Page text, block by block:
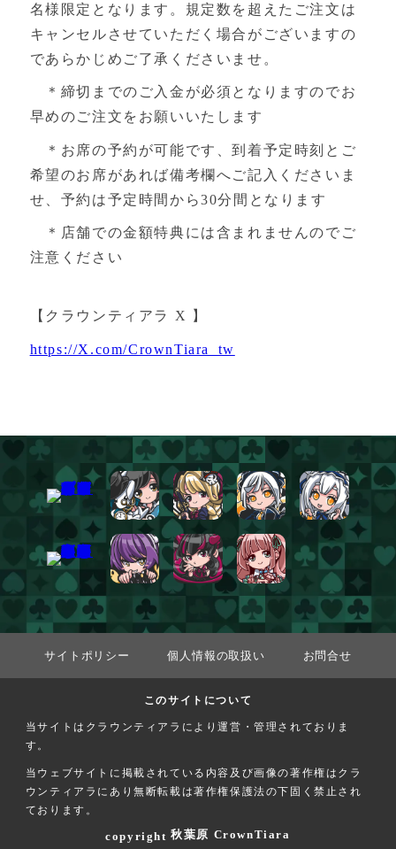
名様限定となります。規定数を超えたご注文は
キャンセルさせていただく場合がございますの
であらかじめご了承くださいませ。
＊締切までのご入金が必須となりますのでお
早めのご注文をお願いいたします
＊お席の予約が可能です、到着予定時刻とご
希望のお席があれば備考欄へご記入くださいま
せ、予約は予定時間から30分間となります
＊店舗での金額特典には含まれませんのでご
注意ください
【クラウンティアラ X 】
https://X.com/CrownTiara_tw
サイトポリシー 個人情報の取扱い お問合せ
このサイトについて
当サイトはクラウンティアラにより運営・管理されておりま
す。
当ウェブサイトに掲載されている内容及び画像の著作権はクラ
ウンティアラにあり無断転載は著作権保護法の下固く禁止され
ております。
copyright 秋葉原 CrownTiara